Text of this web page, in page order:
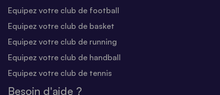
Equipez votre club de football
Equipez votre club de basket
Equipez votre club de running
Equipez votre club de handball
Equipez votre club de tennis
Besoin d'aide ?